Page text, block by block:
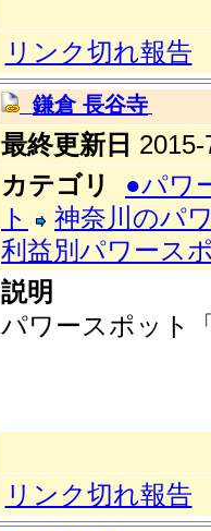
リンク切れ報告
鎌倉 長谷寺
最終更新日
カテゴリ
●パワ
ト
神奈川のパ
利益別パワース
説明
パワースポット
リンク切れ報告